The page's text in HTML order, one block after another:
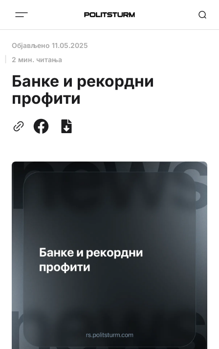
Објављено 11.05.2025
2 мин. читања
Банке и рекордни
профити